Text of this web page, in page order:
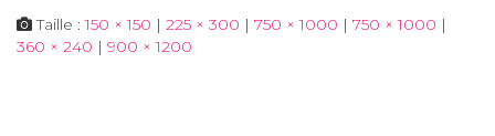
Taille :150 × 150 | 225 × 300 | 750 × 1000 | 750 × 1000 |
360 × 240 | 900 × 1200